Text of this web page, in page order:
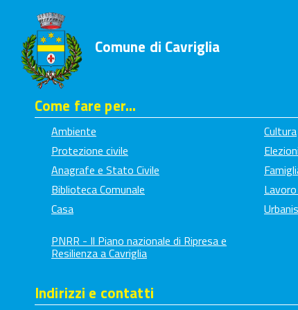
Comune di Cavriglia
Come fare per...
Ambiente
Protezione civile
Anagrafe e Stato Civile
Biblioteca Comunale
Casa
Cultura
Elezioni
PNRR - Il Piano nazionale di Ripresa e
Resilienza a Cavriglia
Indirizzi e contatti